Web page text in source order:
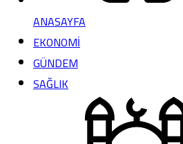
ANASAYFA
EKONOMİ
GÜNDEM
SAĞLIK